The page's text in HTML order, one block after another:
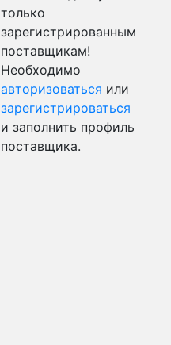
только
зарегистрированным
поставщикам!
Необходимо
авторизоваться или
зарегистрироваться
и заполнить профиль
поставщика.